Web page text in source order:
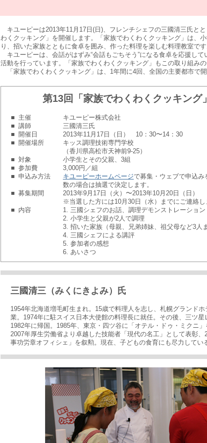
キユーピーは2013年11月17日(日)、フレンチシェフの三國清三氏と
わくクッキング」を開催します。「家族でわくわくクッキング」は、
り、招いた家族とともに食卓を囲み、作った料理を楽しむ料理教室です
キユーピーは、会話がはずみ“会話もごちそう”になる食卓を応援し
活動を行っています。「家族でわくわくクッキング」もこの取り組みの
「家族でわくわくクッキング」は、1年間に4回、全国の主要都市で開
第13回「家族でわくわくクッキング
■ 主催
キユーピー株式会社
■ 講師
三國清三氏
■
開催日
2013年11月17日（日） 10：30〜14：30
■
開催場所
キッス調理技術専門学校
（香川県高松市天神前9-25）
■ 対象
小学生とその父親、3組
■ 参加費
3,000円／組
■ 申込み方法 キユーピーホームページで募集・ウェブで申込
数の場合は抽選で決定します。
■ 募集期間
2013年9月17日（火）〜2013年10月20日（日）
※当選した方には10月30日（水）までにご連絡し
■
内容
1. 三國シェフのお話、調理デモンストレーション
2. 小学生と父親が2人で調理
3. 招いた家族（母親、兄弟姉妹、祖父母など3人
4. 三國シェフによる講評
5. 参加者の感想
6. あいさつ
三國清三（みくにきよみ）氏
1954年北海道増毛町生まれ。15歳で料理人を志し、札幌グランド
業。1974年に駐スイス日本大使館の料理長に就任。その後、三ツ星
1982年に帰国。1985年、東京・四ツ谷に「オテル・ドゥ・ミクニ」
2007年厚生労働省より卓越した技能者「現代の名工」として表彰、
事功労章オフィシェ」を叙勲。現在、子どもの食育にも尽力してい